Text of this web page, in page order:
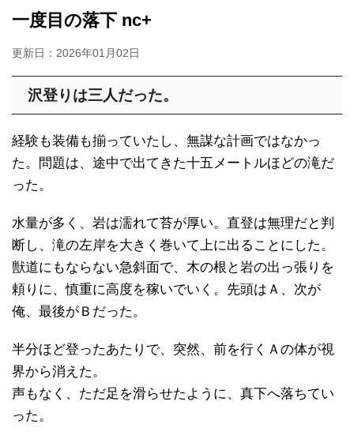
一度目の落下 nc+
更新日： 2026年01月02日
沢登りは三人だった。
経験も装備も揃っていたし、無謀な計画ではなかっ
た。問題は、途中で出てきた十五メートルほどの滝だ
った。
水量が多く、岩は濡れて苔が厚い。直登は無理だと判
断し、滝の左岸を大きく巻いて上に出ることにした。
獣道にもならない急斜面で、木の根と岩の出っ張りを
頼りに、慎重に高度を稼いでいく。先頭はＡ、次が
俺、最後がＢだった。
半分ほど登ったあたりで、突然、前を行くＡの体が視
界から消えた。
声もなく、ただ足を滑らせたように、真下へ落ちてい
った。